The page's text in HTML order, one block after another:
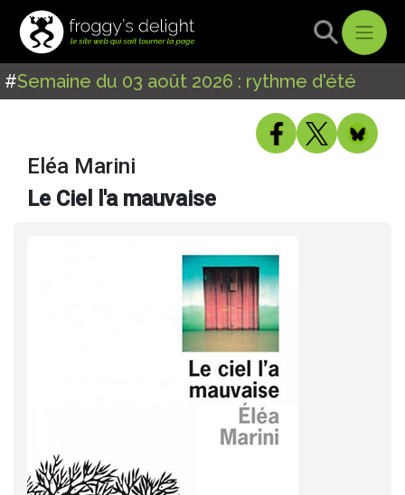
#Semaine du 03 août 2026 : rythme d'été
Eléa Marini
Le Ciel l'a mauvaise